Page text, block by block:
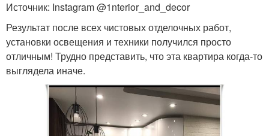
Источник: Instagram @1nterior_and_decor
Результат после всех чистовых отделочных работ,
установки освещения и техники получился просто
отличным! Трудно представить, что эта квартира когда-то
выглядела иначе.